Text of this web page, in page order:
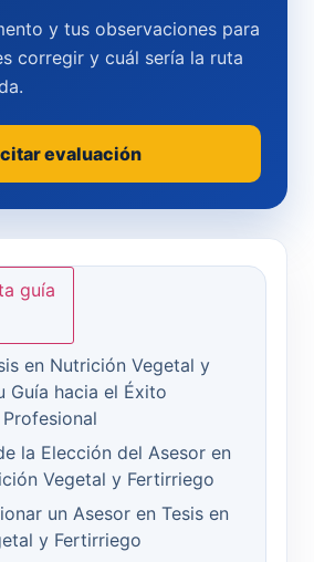
guía
en Nutrición Vegetal y
Guía hacia el Éxito
la Elección del Asesor en
Vegetal y Fertirriego
un Asesor en Tesis en
y Fertirriego
y tus observaciones para
corregir y cuál sería la ruta
evaluación